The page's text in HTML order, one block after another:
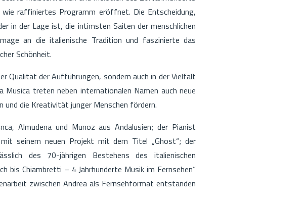
raffiniertes Programm eröffnet. Die Entscheidung,
in der Lage ist, die intimsten Saiten der menschlichen
an die italienische Tradition und faszinierte das
Schönheit.
Qualität der Aufführungen, sondern auch in der Vielfalt
treten neben internationalen Namen auch neue
und die Kreativität junger Menschen fördern.
Almudena und Munoz aus Andalusien; der Pianist
seinem neuen Projekt mit dem Titel „Ghost“; der
des 70-jährigen Bestehens des italienischen
bis Chiambretti – 4 Jahrhunderte Musik im Fernsehen“
zwischen Andrea als Fernsehformat entstanden